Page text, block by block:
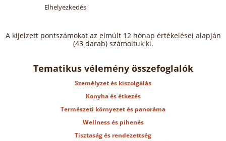
Elhelyezkedés
A kijelzett pontszámokat az elmúlt 12 hónap értékelései alapján
(43 darab) számoltuk ki.
Tematikus vélemény összefoglalók
Személyzet és kiszolgálás
Konyha és étkezés
Természeti környezet és panoráma
Wellness és pihenés
Tisztaság és rendezettség